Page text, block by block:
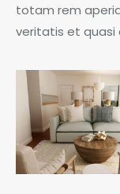
totam rem
veritatis et